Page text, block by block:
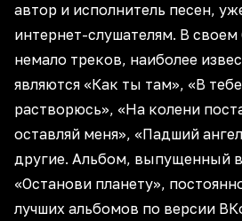
автор и исполнитель песен,
интернет-слушателям. В
немало треков, наиболее
являются «Как ты там», «В
растворюсь», «На колени
оставляй меня», «Падший
другие. Альбом, выпущенный
«Останови планету»,
лучших альбомов по версии